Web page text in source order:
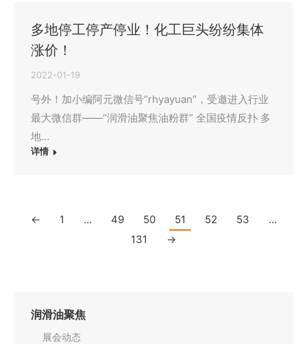
多地停工停产停业！化工巨头纷纷集体
涨价！
2022-01-19
号外！加小编阿元微信号“rhyayuan”，受邀进入行业
最大微信群——“润滑油聚焦油粉群” 全国疫情反扑 多
地…
详情
← 1 … 49 50 51 52 53
…
131
→
润滑油聚焦
展会动态